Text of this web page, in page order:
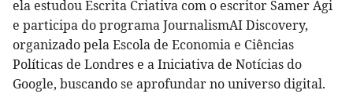
ela estudou Escrita Criativa com o escritor Samer Agi
e participa do programa JournalismAI Discovery,
organizado pela Escola de Economia e Ciências
Políticas de Londres e a Iniciativa de Notícias do
Google, buscando se aprofundar no universo digital.